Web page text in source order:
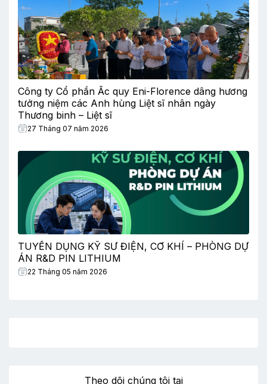
Công ty Cổ phần Ắc quy Eni-Florence dâng hương
tưởng niệm các Anh hùng Liệt sĩ nhân ngày
Thương binh – Liệt sĩ
27 Tháng 07 năm 2026
TUYỂN DỤNG KỸ SƯ ĐIỆN, CƠ KHÍ – PHÒNG DỰ
ÁN R&D PIN LITHIUM
22 Tháng 05 năm 2026
Theo dõi chúng tôi tại